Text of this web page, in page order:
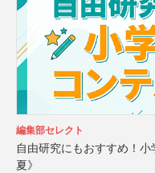
編集部セレクト
自由研究にもおすすめ！
夏》